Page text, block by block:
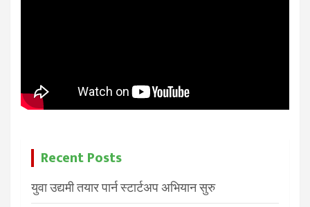
Recent Posts
युवा उद्यमी तयार पार्न स्टार्टअप अभियान सुरु